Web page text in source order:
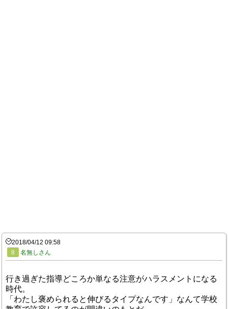
2018/04/12 09:58
8
名無しさん
行き過ぎた指導どころか単なる注意がハラスメントになる
時代。
「わたし褒められると伸びるタイプなんです」なんて学校